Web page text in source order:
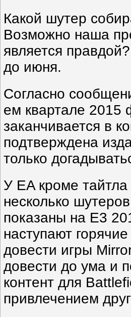
Какой шутер
Возможно наша
является
до июня.
Согласно
ем квартале 2015
заканчивается в
подтверждена
только
У EA кроме
несколько
показаны на E3
наступают
довести игры
довести до ума и
контент для
привлечением